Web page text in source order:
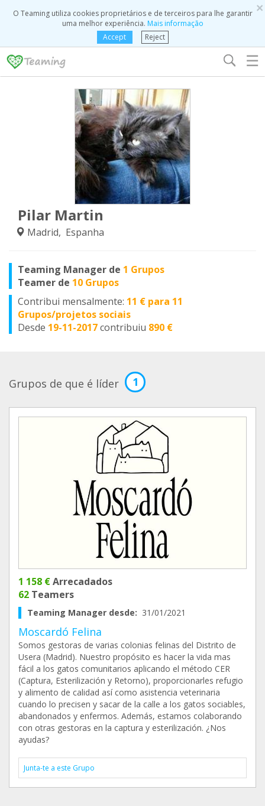
×
O Teaming utiliza cookies proprietários e de terceiros para lhe garantir
uma melhor experiência. Mais informação
Accept
Reject
☰
Pilar Martin
Madrid, Espanha
Teaming Manager de 1 Grupos
Teamer de 10 Grupos
Contribui mensalmente: 11 € para 11
Grupos/projetos sociais
Desde 19-11-2017contribuiu 890 €
Grupos de que é líder 1
1 158 €Arrecadados
62 Teamers
Teaming Manager desde: 31/01/2021
Moscardó Felina
Somos gestoras de varias colonias felinas del Distrito de
Usera (Madrid). Nuestro propósito es hacer la vida mas
fácil a los gatos comunitarios aplicando el método CER
(Captura, Esterilización y Retorno), proporcionarles refugio
y alimento de calidad así como asistencia veterinaria
cuando lo precisen y sacar de la calle a los gatos sociables,
abandonados y enfermos. Además, estamos colaborando
con otras gestoras en la captura y esterilización. ¿Nos
ayudas?
Junta-te a este Grupo